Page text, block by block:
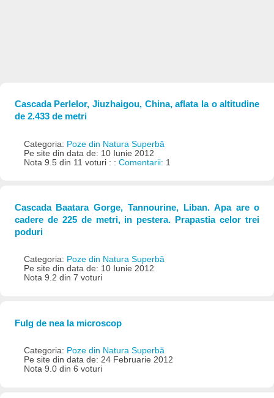
Cascada Perlelor, Jiuzhaigou, China, aflata la o altitudine
de 2.433 de metri
Categoria: Poze din Natura Superbă
Pe site din data de: 10 Iunie 2012
Nota 9.5 din 11 voturi : : Comentarii: 1
Cascada Baatara Gorge, Tannourine, Liban. Apa are o
cadere de 225 de metri, in pestera. Prapastia celor trei
poduri
Categoria: Poze din Natura Superbă
Pe site din data de: 10 Iunie 2012
Nota 9.2 din 7 voturi
Fulg de nea la microscop
Categoria: Poze din Natura Superbă
Pe site din data de: 24 Februarie 2012
Nota 9.0 din 6 voturi